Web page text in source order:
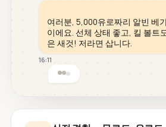
여러분, 5,000유로짜리 알빈 베
이에요. 선체 상태 좋고, 킬 볼트
은 새것! 저라면 삽니다.
16:11